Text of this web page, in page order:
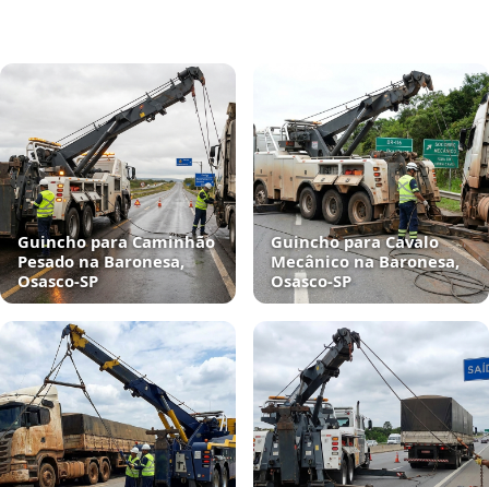
Guincho para Caminhão
Pesado na Baronesa,
Osasco‑SP
Guincho para Cavalo
Mecânico na Baronesa,
Osasco‑SP